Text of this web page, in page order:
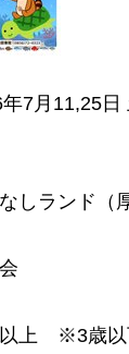
7月11,25日
しランド（
以上 ※3歳以